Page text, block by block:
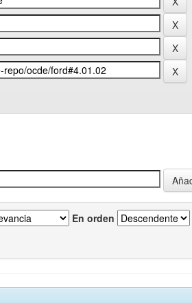
En orden